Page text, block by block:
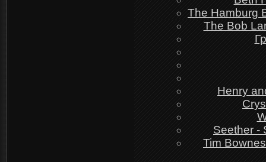
The Hamburg
The Bob
Henry
Seether -
Tim